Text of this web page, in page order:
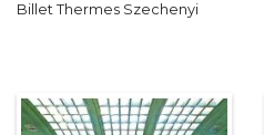
Billet Thermes Szechenyi